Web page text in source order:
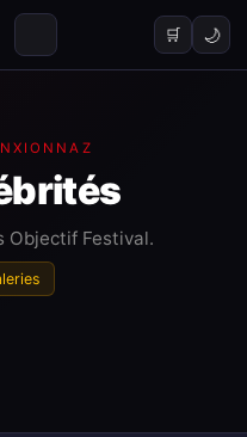
🛒 🌙
Objectif Festival.